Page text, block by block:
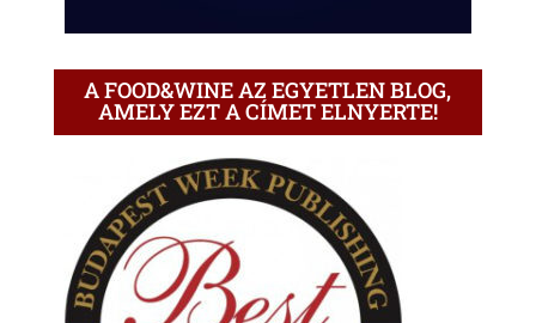
A FOOD&WINE AZ EGYETLEN BLOG,
AMELY EZT A CÍMET ELNYERTE!